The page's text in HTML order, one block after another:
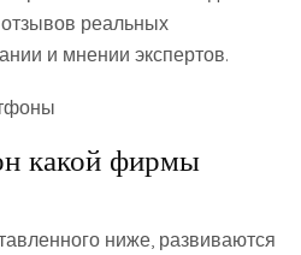
реальных
и мнении экспертов.
какой фирмы
ниже, развиваются